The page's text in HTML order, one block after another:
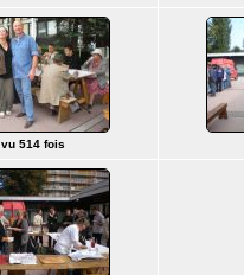
vu 514 fois